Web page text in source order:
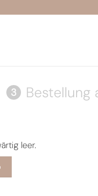
3 Bestellung
leer.